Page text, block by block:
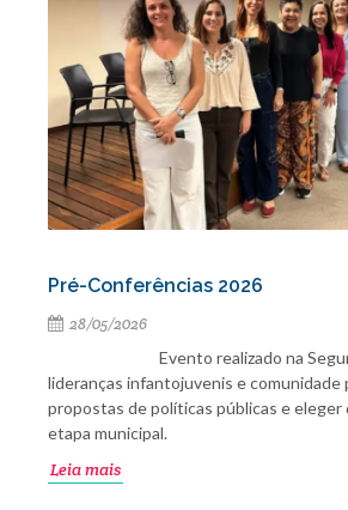
Pré-Conferências 2026
28/05/2026
Evento realizado na
lideranças infantojuvenis e comunidade
propostas de políticas públicas e eleger
etapa municipal.
Leia mais